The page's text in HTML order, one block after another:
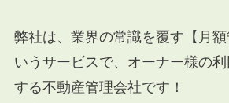
弊社は、業界の常識を覆す【月
いうサービスで、オーナー様の
する不動産管理会社です！